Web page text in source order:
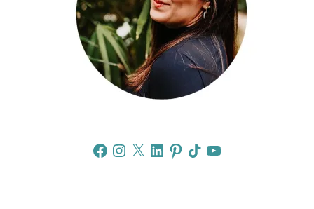
FacebookInstagram
X LinkedInPinterestTikTokYouTube